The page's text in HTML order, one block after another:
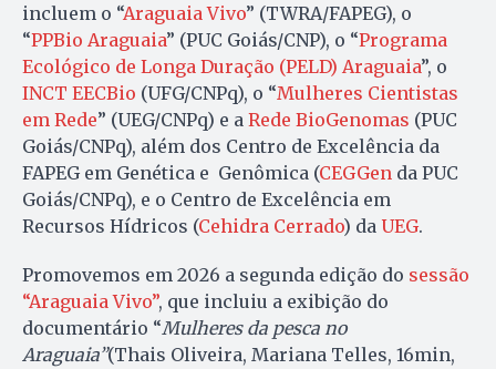
incluem o “Araguaia Vivo” (TWRA/FAPEG), o
“PPBio Araguaia” (PUC Goiás/CNP), o “Programa
Ecológico de Longa Duração (PELD) Araguaia”, o
INCT EECBio (UFG/CNPq), o “Mulheres Cientistas
em Rede” (UEG/CNPq) e a Rede BioGenomas (PUC
Goiás/CNPq), além dos Centro de Excelência da
FAPEG em Genética e Genômica (CEGGen da PUC
Goiás/CNPq), e o Centro de Excelência em
Recursos Hídricos (Cehidra Cerrado) da UEG.
Promovemos em 2026 a segunda edição do sessão
“Araguaia Vivo”, que incluiu a exibição do
documentário “Mulheres da pesca no
Araguaia”(Thais Oliveira, Mariana Telles, 16min,